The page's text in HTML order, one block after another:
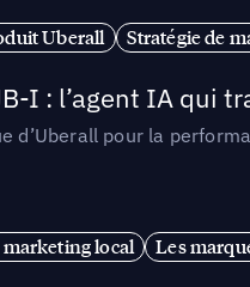
Uberall Stratégie de
I : l’agent IA qui
d’Uberall pour la
marketing local Les